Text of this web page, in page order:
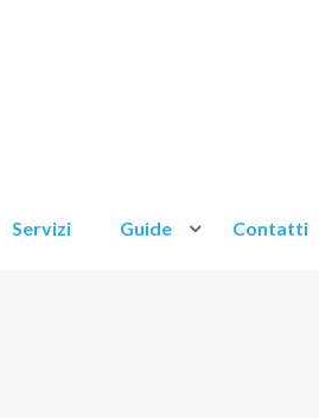
Servizi Guide Contatti